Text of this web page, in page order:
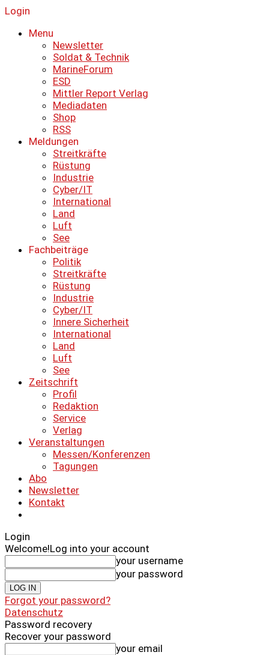
Login
Menu
Newsletter
Soldat & Technik
MarineForum
ESD
Mittler Report Verlag
Mediadaten
Shop
RSS
Meldungen
Streitkräfte
Rüstung
Industrie
Cyber/IT
International
Land
Luft
See
Fachbeiträge
Politik
Streitkräfte
Rüstung
Industrie
Cyber/IT
Innere Sicherheit
International
Land
Luft
See
Zeitschrift
Profil
Redaktion
Service
Verlag
Veranstaltungen
Messen/Konferenzen
Tagungen
Abo
Newsletter
Kontakt
Login
Welcome!Log into your account
your username
your password
Forgot your password?
Datenschutz
Password recovery
Recover your password
your email